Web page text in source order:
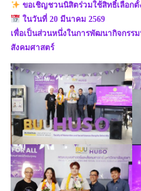
ขอเชิญชวนนิสิตร่วมใช้สิทธิ์เลือกตั้
ในวันที่ 20 มีนาคม 2569
เพื่อเป็นส่วนหนึ่งในการพัฒนากิจกร
สังคมศาสตร์